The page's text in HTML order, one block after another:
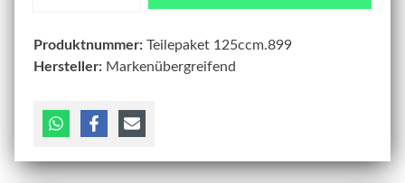
Produktnummer: Teilepaket 125ccm.899
Hersteller: Markenübergreifend